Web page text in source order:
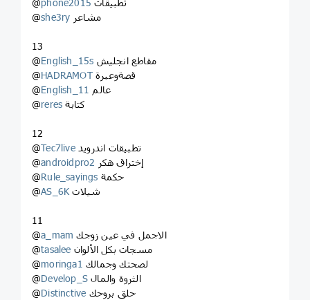
@phone2015 تطبيقات
@she3ry مشاعر
13
@English_15s مقاطع انجليش
@HADRAMOT قصةوعبرة
@English_11 عالم
@reres كتابة
12
@Tec7live تطبيقات اندرويد
@androidpro2 إختراق هكر
@Rule_sayings حكمة
@AS_6K شيلات
11
@a_mam الاجمل في عين زوجك
@tasalee مسجات بكل الألوان
@moringa1 لصحتك وجمالك
@Develop_S الثروة والمال
@Distinctive حلق بروحك